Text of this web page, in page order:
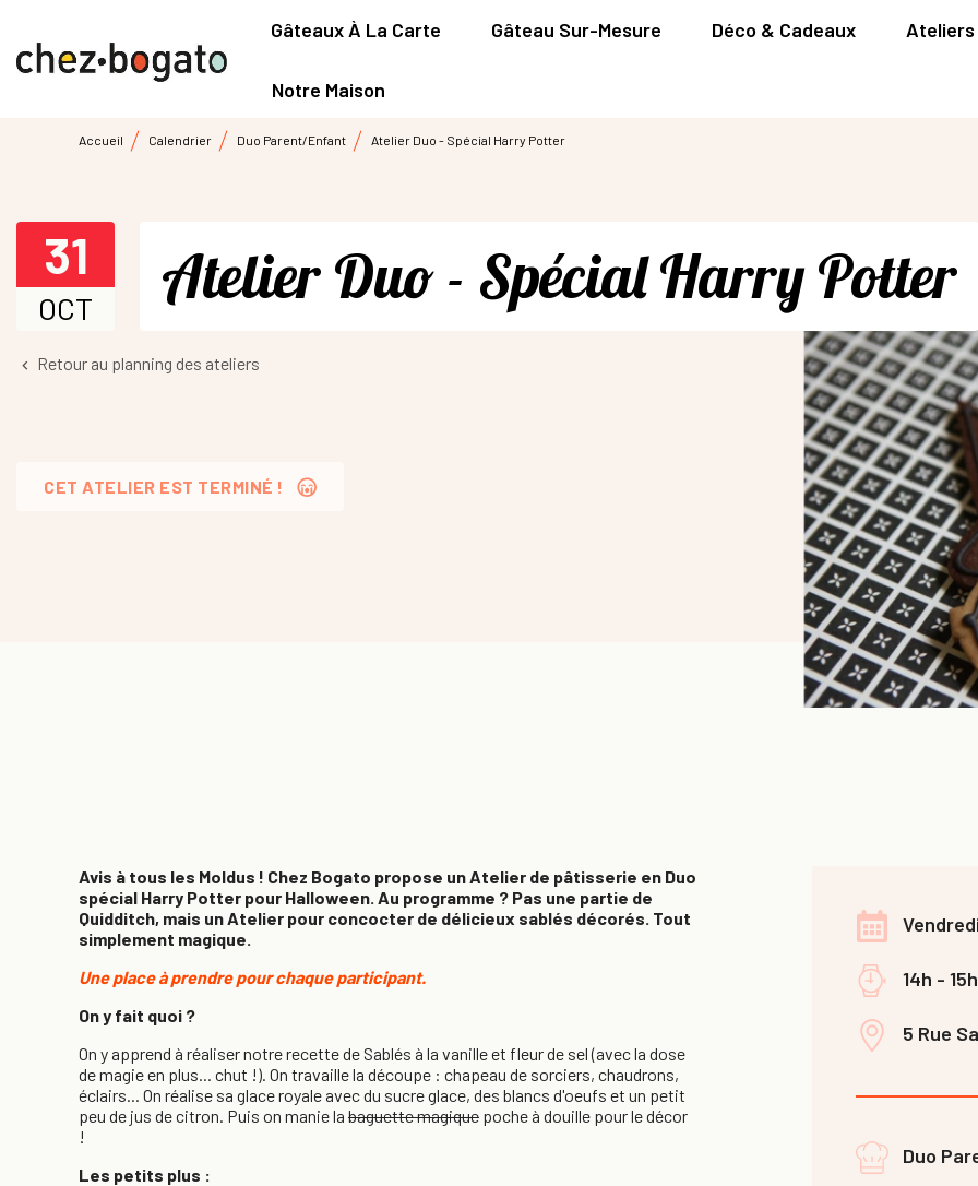
Gâteaux À La Carte Gâteau Sur-Mesure Déco & Cadeaux Ateliers
Notre Maison
Accueil Calendrier Duo Parent/Enfant Atelier Duo - Spécial Harry Potter
31
OCT Atelier Duo - Spécial Harry Potter
keyboard_arrow_left Retour au planning des ateliers
CET ATELIER EST TERMINÉ !
Avis à tous les Moldus ! Chez Bogato propose un Atelier de pâtisserie en Duo
spécial Harry Potter pour Halloween. Au programme ? Pas une partie de
Quidditch, mais un Atelier pour concocter de délicieux sablés décorés. Tout
simplement magique.
Une place à prendre pour chaque participant.
On y fait quoi ?
On y apprend à réaliser notre recette de Sablés à la vanille et fleur de sel (avec la dose
de magie en plus... chut !). On travaille la découpe : chapeau de sorciers, chaudrons,
éclairs... On réalise sa glace royale avec du sucre glace, des blancs d'oeufs et un petit
peu de jus de citron. Puis on manie la baguette magique poche à douille pour le décor
!
Les petits plus :
14h -
5 Rue
Duo